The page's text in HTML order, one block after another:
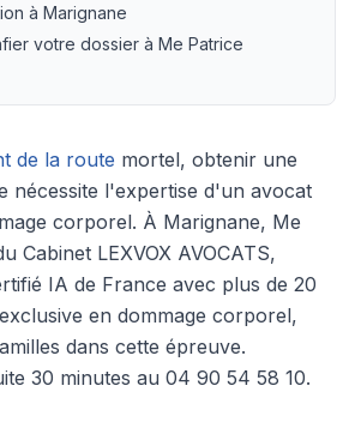
à Marignane
votre dossier à Me Patrice
de la route mortel, obtenir une
nécessite l'expertise d'un avocat
corporel. À Marignane, Me
Cabinet LEXVOX AVOCATS,
IA de France avec plus de 20
en dommage corporel,
dans cette épreuve.
30 minutes au 04 90 54 58 10.